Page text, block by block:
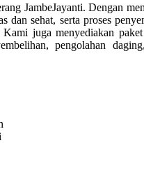
JambeJayanti. Dengan
dan sehat, serta proses
juga menyediakan
pengolahan